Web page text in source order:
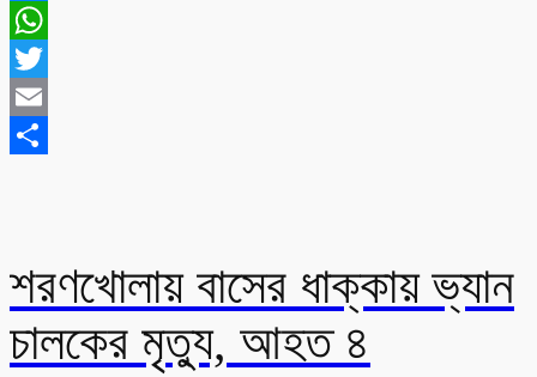
Messenger
WhatsApp
Twitter
Email
শরণখোলায় বাসের ধাক্কায় ভ্যান
চালকের মৃত্যু, আহত ৪